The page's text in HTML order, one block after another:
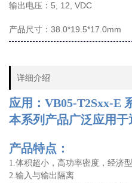
输出电压：5, 12, VDC
产品尺寸：38.0*19.5*17.0mm
详细介绍
应用：VB05-T2Sxx-E
本系列产品广泛应用
产品特点：
1.体积超小，高功率密度，经济
2.输入与输出隔离